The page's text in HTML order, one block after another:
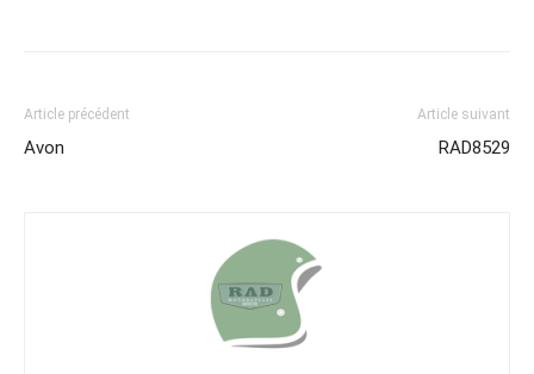
Article précédent
Avon
Article suivant
RAD8529